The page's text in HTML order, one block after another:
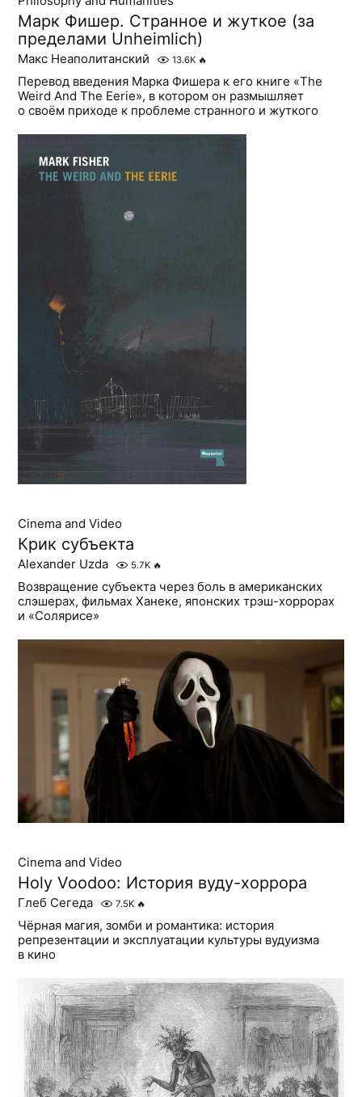
Марк Фишер. Странное и жуткое (за
пределами Unheimlich)
Макс Неаполитанский 13.6K 🔥
Перевод введения Марка Фишера к его книге «The
Weird And The Eerie», в котором он размышляет
о своём приходе к проблеме странного и жуткого
Cinema and Video
Крик субъекта
Alexander Uzda 5.7K 🔥
Возвращение субъекта через боль в американских
слэшерах, фильмах Ханеке, японских трэш-хоррорах
и «Солярисе»
Cinema and Video
Holy Voodoo: История вуду-хоррора
Глеб Сегеда 7.5K 🔥
Чёрная магия, зомби и романтика: история
репрезентации и эксплуатации культуры вудуизма
в кино